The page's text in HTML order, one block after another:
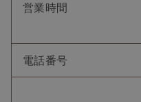
営業時間
電話番号